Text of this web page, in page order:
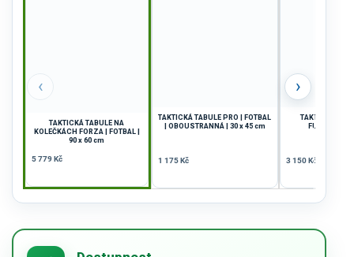
‹
TAKTICKÁ TABULE NA
KOLEČKÁCH FORZA | FOTBAL |
90 x 60 cm
5 779 Kč
TAKTICKÁ TABULE PRO | FOTBAL
| OBOUSTRANNÁ | 30 x 45 cm
1 175 Kč
TAKTICKÁ
FUTSAL | 60
3 150 Kč
›